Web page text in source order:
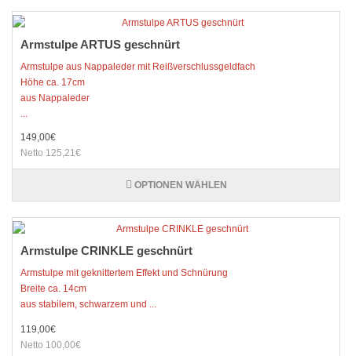
Armstulpe ARTUS geschnürt
Armstulpe aus Nappaleder mit Reißverschlussgeldfach
Höhe ca. 17cm
aus Nappaleder
...
149,00€
Netto 125,21€
OPTIONEN WÄHLEN
Armstulpe CRINKLE geschnürt
Armstulpe mit geknittertem Effekt und Schnürung
Breite ca. 14cm
aus stabilem, schwarzem und ...
119,00€
Netto 100,00€